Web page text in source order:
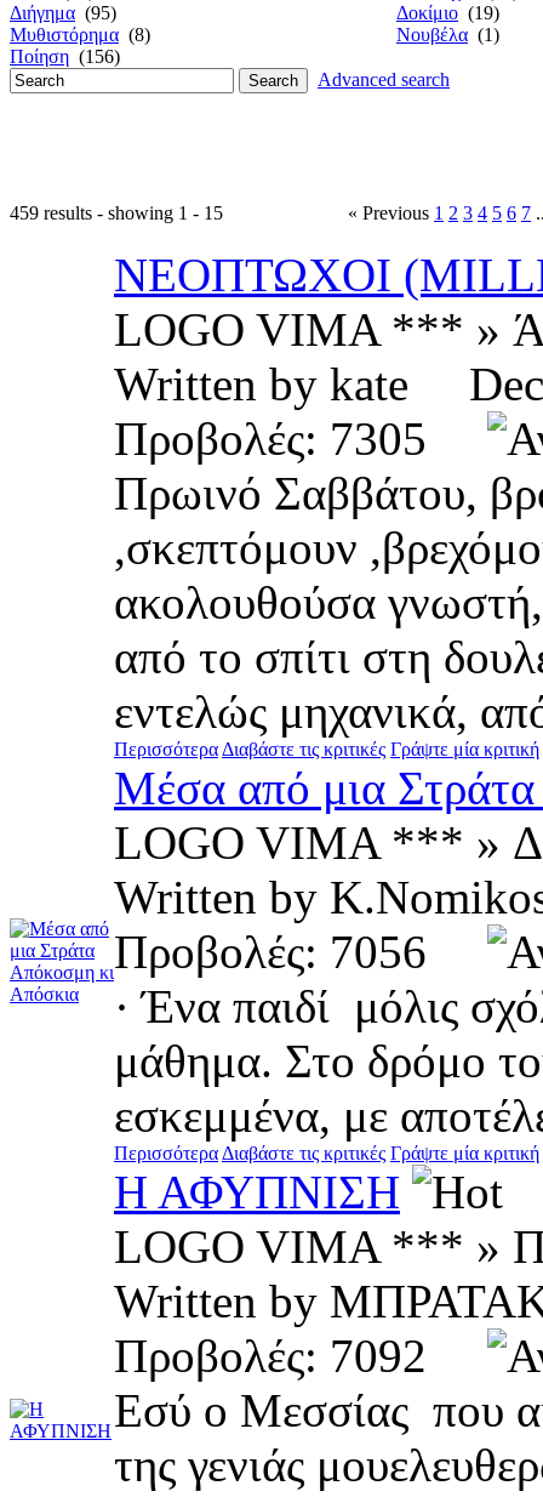
Διήγημα (95) Δοκίμιο (19)
Μυθιστόρημα (8) Νουβέλα (1)
Ποίηση (156)
Advanced search
459 results - showing 1 - 15 « Previous 1 2 3 4 5 6 7
ΝΕΟΠΤΩΧΟΙ
LOGO VIMA *** »
Written by kate
Προβολές: 7305
Πρωινό Σαββάτου,
,σκεπτόμουν
ακολουθούσα
από το σπίτι στη
εντελώς μηχανικά,
Περισσότερα Διαβάστε τις κριτικές Γράψτε μία κριτική
Μέσα από μια
LOGO VIMA *** »
Written by
Προβολές: 7056
· Ένα παιδί μόλις
μάθημα. Στο δρόμο
εσκεμμένα, με
Περισσότερα Διαβάστε τις κριτικές Γράψτε μία κριτική
Η ΑΦΥΠΝΙΣΗ
LOGO VIMA *** »
Written by
Προβολές: 7092
Εσύ ο Μεσσίας που
της γενιάς